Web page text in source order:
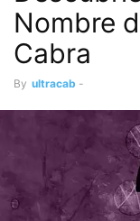
Nombre
Cabra
By ultracab -